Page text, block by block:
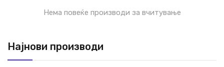
Најнови производи
Нема повеќе производи за вчитување